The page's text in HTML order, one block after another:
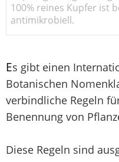
100% reines Kupfer ist
antimikrobiell.
Es gibt einen
Botanischen
verbindliche Regeln
Benennung von
Diese Regeln sind